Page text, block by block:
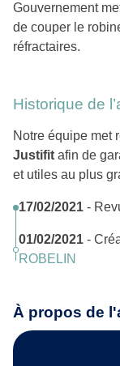
Gouvernement
de couper le
réfractaires.
Historique de
Notre équipe met
Justifit afin de
et utiles au plus
17/02/2021 -
01/02/2021 -
ROBELIN
À propos de